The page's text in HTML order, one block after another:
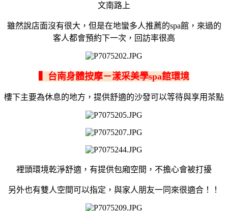
文南路上
雖然說店面沒有很大，但是在地蠻多人推薦的spa館，來過的
客人都會預約下一次，回訪率很高
▍台南身體按摩－漾采美學spa館環境
樓下主要為休息的地方，提供舒適的沙發可以等待與享用茶點
裡頭環境乾淨舒適，有提供包廂空間，不擔心會被打擾
另外也有雙人空間可以指定，與家人朋友一同來很適合！！